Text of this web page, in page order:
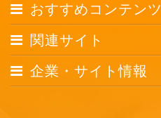
おすすめコンテンツ
関連サイト
企業・サイト情報